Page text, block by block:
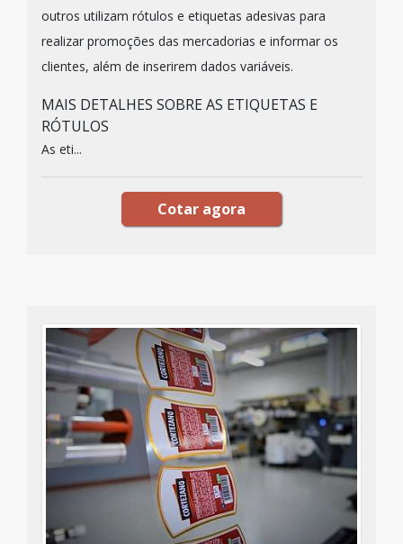
outros utilizam rótulos e etiquetas adesivas para
realizar promoções das mercadorias e informar os
clientes, além de inserirem dados variáveis.
MAIS DETALHES SOBRE AS ETIQUETAS E
RÓTULOS
As eti...
Cotar agora